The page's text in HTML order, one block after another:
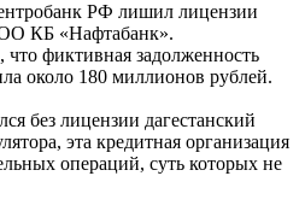
РФ лишил лицензии
КБ «Нафтабанк».
фиктивная задолженность
около 180 миллионов рублей.
без лицензии дагестанский
эта кредитная организация
операций, суть которых не